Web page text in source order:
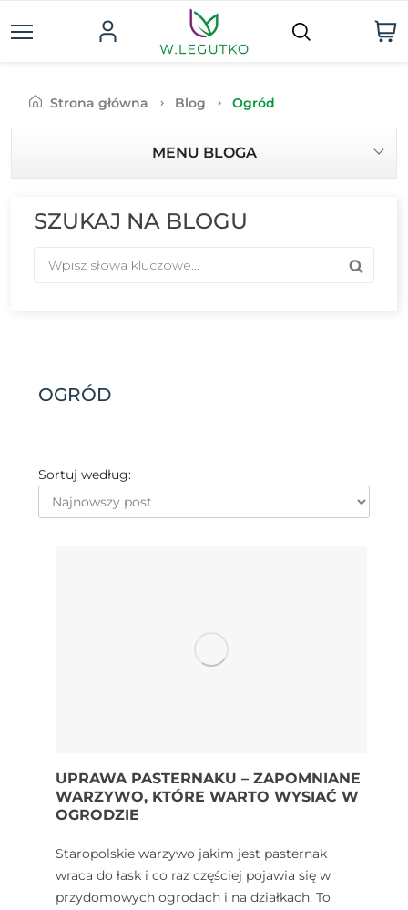
Strona główna Blog Ogród
MENU BLOGA
SZUKAJ NA BLOGU
OGRÓD
Sortuj według:
UPRAWA PASTERNAKU – ZAPOMNIANE
WARZYWO, KTÓRE WARTO WYSIAĆ W
OGRODZIE
Staropolskie warzywo jakim jest pasternak
wraca do łask i co raz częściej pojawia się w
przydomowych ogrodach i na działkach. To